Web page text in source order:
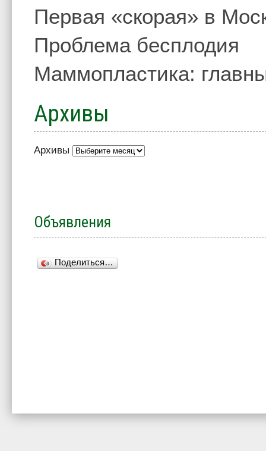
Первая «скорая» в
Проблема бесплодия
Маммопластика:
Архивы
Архивы
Объявления
Поделиться…